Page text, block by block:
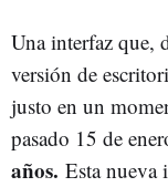
Una interfaz que,
versión de
justo en un
pasado 15 de
años. Esta nueva